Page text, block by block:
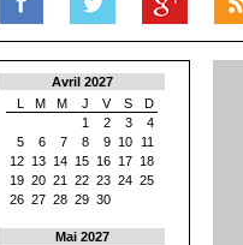
Avril 2027
L
M M J V S
D
1
2 3
4
5
6 7 8 9 10
11
12 13 14 15 16 17 18
19 20 21 22 23 24 25
26 27 28 29 30
Mai 2027